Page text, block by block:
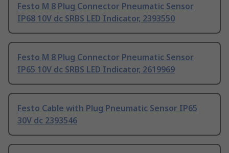
Festo M 8 Plug Connector Pneumatic Sensor
IP68 10V dc SRBS LED Indicator, 2393550
Festo M 8 Plug Connector Pneumatic Sensor
IP65 10V dc SRBS LED Indicator, 2619969
Festo Cable with Plug Pneumatic Sensor IP65
30V dc 2393546